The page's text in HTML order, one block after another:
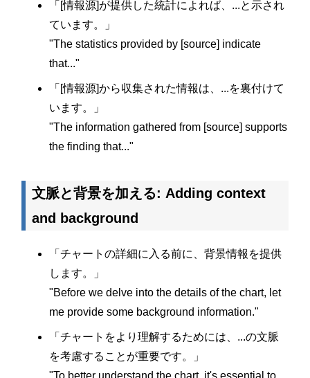
「[情報源]が提供した統計によれば、...と示され
ています。」
"The statistics provided by [source] indicate
that..."
「[情報源]から収集された情報は、...を裏付けて
います。」
"The information gathered from [source] supports
the finding that..."
文脈と背景を加える: Adding context
and background
「チャートの詳細に入る前に、背景情報を提供
します。」
"Before we delve into the details of the chart, let
me provide some background information."
「チャートをより理解するためには、...の文脈
を考慮することが重要です。」